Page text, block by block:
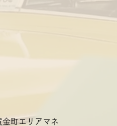
町エリアマネ